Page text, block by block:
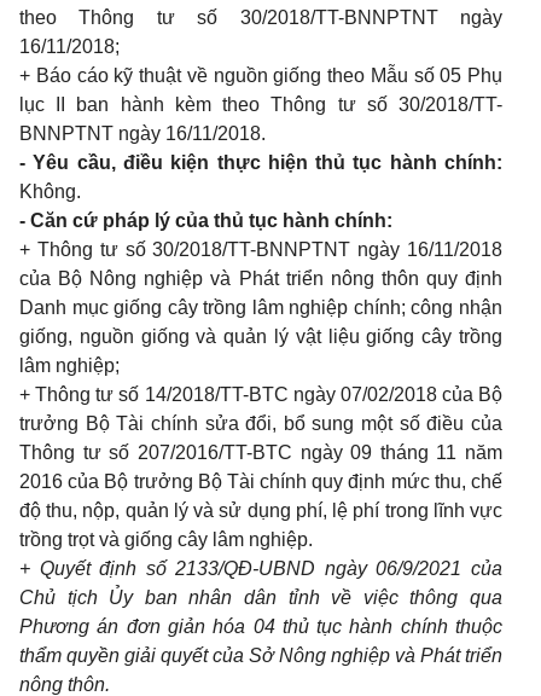
theo Thông tư số 30/2018/TT-BNNPTNT ngày
16/11/2018;
+ Báo cáo kỹ thuật về nguồn giống theo Mẫu số 05 Phụ
lục II ban hành kèm theo Thông tư số 30/2018/TT-
BNNPTNT ngày 16/11/2018.
- Yêu cầu, điều kiện thực hiện thủ tục hành chính:
Không.
- Căn cứ pháp lý của thủ tục hành chính:
+ Thông tư số 30/2018/TT-BNNPTNT ngày 16/11/2018
của Bộ Nông nghiệp và Phát triển nông thôn quy định
Danh mục giống cây trồng lâm nghiệp chính; công nhận
giống, nguồn giống và quản lý vật liệu giống cây trồng
lâm nghiệp;
+ Thông tư số 14/2018/TT-BTC ngày 07/02/2018 của Bộ
trưởng Bộ Tài chính sửa đổi, bổ sung một số điều của
Thông tư số 207/2016/TT-BTC ngày 09 tháng 11 năm
2016 của Bộ trưởng Bộ Tài chính quy định mức thu, chế
độ thu, nộp, quản lý và sử dụng phí, lệ phí trong lĩnh vực
trồng trọt và giống cây lâm nghiệp.
+ Quyết định số 2133/QĐ-UBND ngày 06/9/2021 của
Chủ tịch Ủy ban nhân dân tỉnh về việc thông qua
Phương án đơn giản hóa 04 thủ tục hành chính thuộc
thẩm quyền giải quyết của Sở Nông nghiệp và Phát triển
nông thôn.